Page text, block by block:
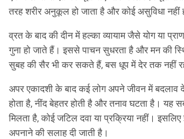
तरह शरीर अनुकूल हो जाता है और कोई असुविधा नहीं
व्रत के बाद की दीन में हल्का व्यायाम जैसे योग या
गुना हो जाते हैं। इससे पाचन सुधरता है और मन की
सुबह की सैर भी कर सकते हैं, बस धूप में देर तक नहीं
अपर एकादशी के बाद कई लोग अपने जीवन में
होता है, नींद बेहतर होती है और तनाव घटता है। यह
मिलता है, कोई जटिल दवा या प्रक्रिया नहीं।
अपनाने की सलाह दी जाती है।